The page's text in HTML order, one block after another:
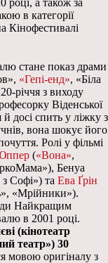
році, а також за
в категорії
Кінофестивалі
стане показ драми
«Гепі-енд», «Біла
річчя з виходу
Віденської
досі спить у ліжку з
вона шокує його
Ролі у фільмі
(«Вона»,
Бенуа
Софі») та Ева Ґрін
«Мрійники»).
Найкращим
в 2001 році.
(кінотеатр
театр») 30
мовою оригіналу з